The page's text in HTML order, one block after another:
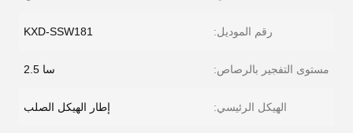
رقم الموديل: KXD-SSW181
مستوى التفجير بالرصاص: سا 2.5
الهيكل الرئيسي: إطار الهيكل الصلب